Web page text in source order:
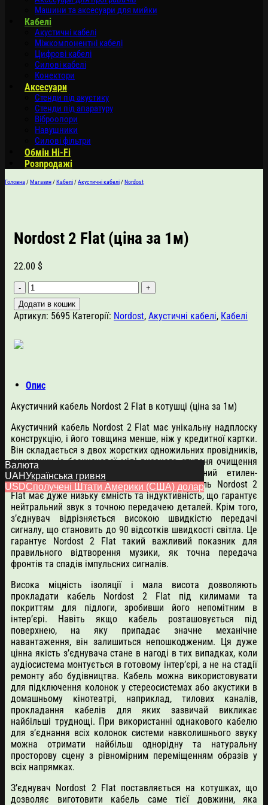
Машини та аксесуари для мийки
Кабелі
Акустичні кабелі
Міжкомпонентні кабелі
Цифрові кабелі
Силові кабелі
Конектори
Аксесуари
Стенди під акустику
Стенди під апаратуру
Віброопори
Навушники
Силові фільтри
Обмін Hi-Fi
Розпродажі
Головна /Магазин /Кабелі /Акустичні кабелі /Nordost
Nordost 2 Flat (ціна за 1м)
22.00 $
Nordost
2
Flat
(ціна
Додати в кошик
Артикул: 5695 Категорії: Nordost, Акустичні кабелі, Кабелі
Опис
Акустичний кабель Nordost 2 Flat в котушці (ціна за 1м)
Акустичний кабель Nordost 2 Flat має унікальну надплоску
конструкцію, і його товщина менше, ніж у кредитної картки.
Він складається з двох жорстких одножильних провідників,
виконаних із безкисневої міді високого ступеня очищення
та покритих діелектриком FEP (фторований етилен-
пропілен). Завдяки плоскій конструкції кабель Nordost 2
Flat має дуже низьку ємність та індуктивність, що гарантує
нейтральний звук з точною передачею деталей. Крім того,
з’єднувач відрізняється високою швидкістю передачі
сигналу, що становить до 90 відсотків швидкості світла. Це
гарантує Nordost 2 Flat такий важливий показник для
правильного відтворення музики, як точна передача
фронтів та спадів імпульсних сигналів.
Висока міцність ізоляції і мала висота дозволяють
прокладати кабель Nordost 2 Flat під килимами та
покриттям для підлоги, зробивши його непомітним в
інтер’єрі. Навіть якщо кабель розташовується під
поверхнею, на яку припадає значне механічне
навантаження, він залишиться непошкодженим. Ця дуже
цінна якість з’єднувача стане в нагоді в тих випадках, коли
аудіосистема монтується в готовому інтер’єрі, а не на стадії
ремонту або будівництва. Кабель можна використовувати
для підключення колонок у стереосистемах або акустики в
домашньому кінотеатрі, наприклад, тилових каналів,
прокладання кабелів для яких зазвичай викликає
найбільші труднощі. При використанні однакового кабелю
для з’єднання всіх колонок системи навколишнього звуку
можна отримати найбільш однорідну та натуральну
просторову сцену з рівномірним переміщенням образів у
всіх напрямках.
З’єднувач Nordost 2 Flat поставляється на котушках, що
дозволяє виготовити кабель саме тієї довжини, яка
Валюта
UAHУкраїнська гривня
USDСполучені Штати Америки (США) долар